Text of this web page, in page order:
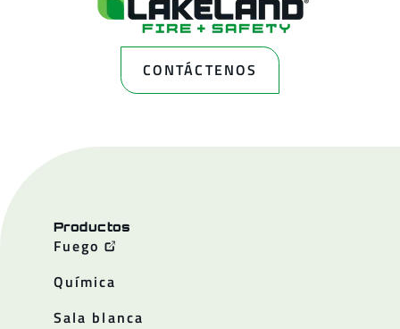
CONTÁCTENOS
Productos
Fuego
Química
Sala blanca